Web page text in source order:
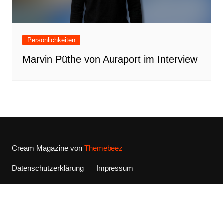
Persönlichkeiten
Marvin Püthe von Auraport im Interview
Cream Magazine von Themebeez
Datenschutzerklärung Impressum